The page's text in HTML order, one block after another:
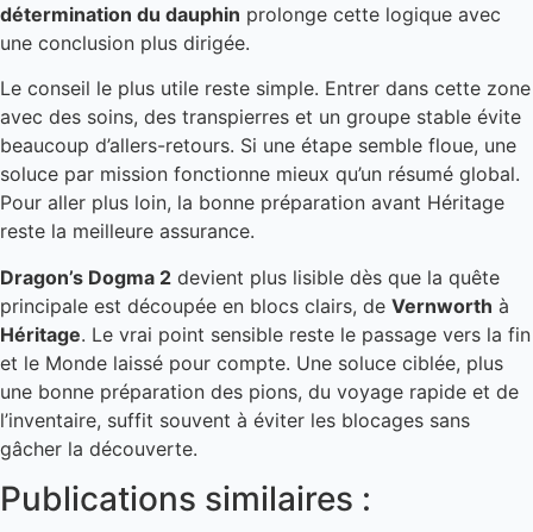
détermination du dauphin prolonge cette logique avec
une conclusion plus dirigée.
Le conseil le plus utile reste simple. Entrer dans cette zone
avec des soins, des transpierres et un groupe stable évite
beaucoup d’allers-retours. Si une étape semble floue, une
soluce par mission fonctionne mieux qu’un résumé global.
Pour aller plus loin, la bonne préparation avant Héritage
reste la meilleure assurance.
Dragon’s Dogma 2 devient plus lisible dès que la quête
principale est découpée en blocs clairs, de Vernworth à
Héritage. Le vrai point sensible reste le passage vers la fin
et le Monde laissé pour compte. Une soluce ciblée, plus
une bonne préparation des pions, du voyage rapide et de
l’inventaire, suffit souvent à éviter les blocages sans
gâcher la découverte.
Publications similaires :